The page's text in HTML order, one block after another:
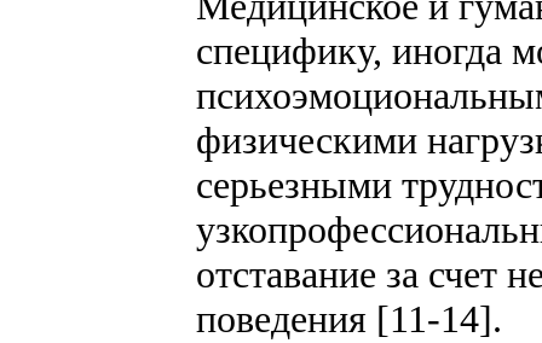
специфику, иногда
физическими
серьезными
отставание за счет
поведения [11-14].